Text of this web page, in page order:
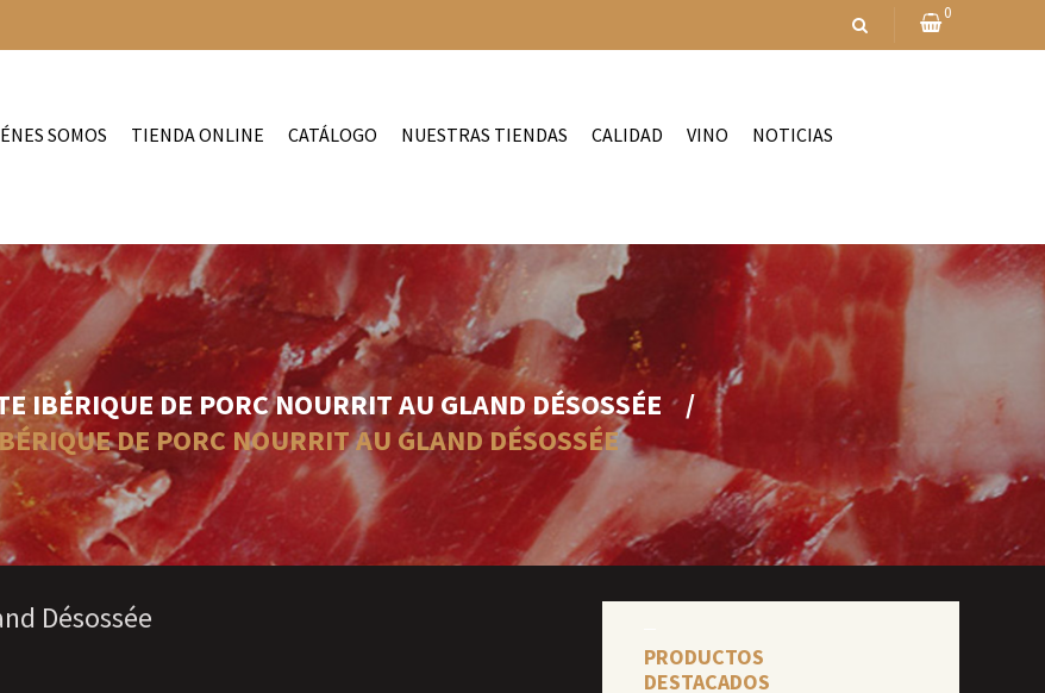
0
SOMOS TIENDA ONLINE CATÁLOGO NUESTRAS TIENDAS CALIDAD VINO
NOTICIAS
IBÉRIQUE DE PORC NOURRIT AU GLAND DÉSOSSÉE
/
DE PORC NOURRIT AU GLAND DÉSOSSÉE
Désossée
PRODUCTOS
DESTACADOS